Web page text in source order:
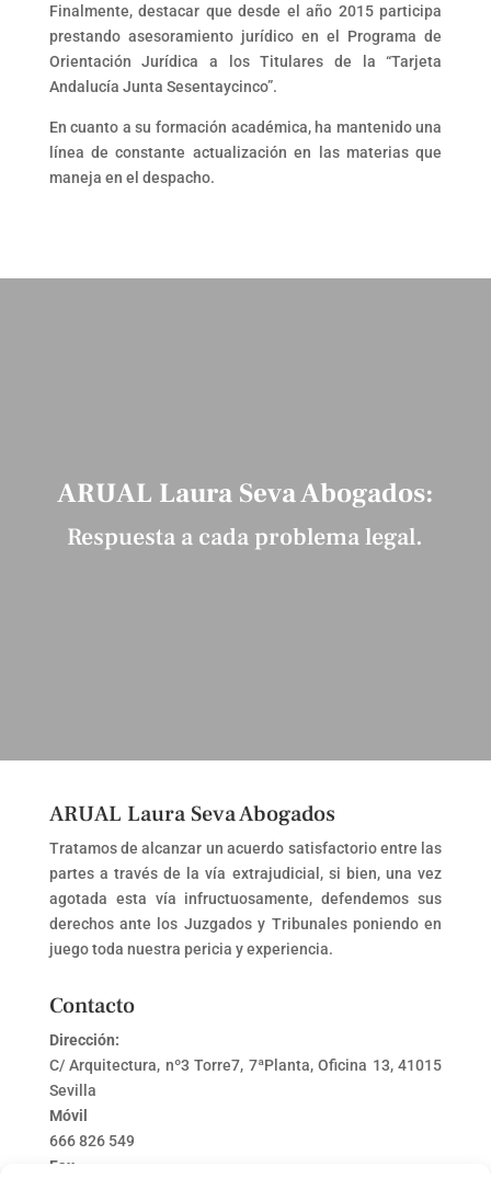
Finalmente, destacar que desde el año 2015 participa
prestando asesoramiento jurídico en el Programa de
Orientación Jurídica a los Titulares de la “Tarjeta
Andalucía Junta Sesentaycinco”.
En cuanto a su formación académica, ha mantenido una
línea de constante actualización en las materias que
maneja en el despacho.
ARUAL Laura Seva Abogados:
Respuesta a cada problema legal.
ARUAL Laura Seva Abogados
Tratamos de alcanzar un acuerdo satisfactorio entre las
partes a través de la vía extrajudicial, si bien, una vez
agotada esta vía infructuosamente, defendemos sus
derechos ante los Juzgados y Tribunales poniendo en
juego toda nuestra pericia y experiencia.
Contacto
Dirección:
C/ Arquitectura, nº3 Torre7, 7ªPlanta, Oficina 13, 41015
Sevilla
Móvil
666 826 549
Fax